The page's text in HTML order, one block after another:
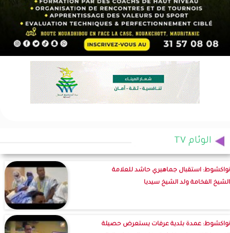
الوئام TV
نواكشوط: استقبال جماهيري حاشد للعلامة
الشيخ الفخامة ولد الشيخ سيديا
نواكشوط: عمدة بلدية عرفات يستعرض حصيلة